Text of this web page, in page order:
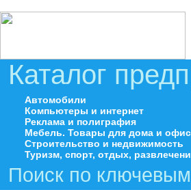
Каталог
Автомобили
Компьютеры и интернет
Реклама и полиграфия
Мебель. Товары для дома и
Строительство и недвижимость
Туризм, спорт, отдых,
Поиск по